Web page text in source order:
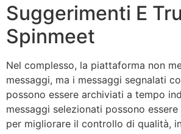
Suggerimenti E
Spinmeet
Nel complesso, la piattaforma non
messaggi, ma i messaggi segnalati
possono essere archiviati a tempo
messaggi selezionati possono
per migliorare il controllo di qualità,